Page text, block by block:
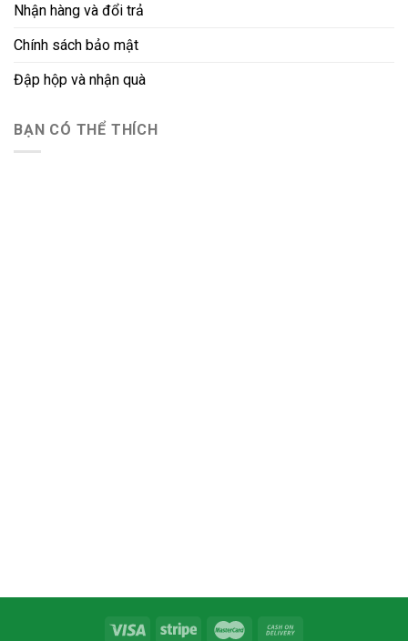
Nhận hàng và đổi trả
Chính sách bảo mật
Đập hộp và nhận quà
BẠN CÓ THỂ THÍCH